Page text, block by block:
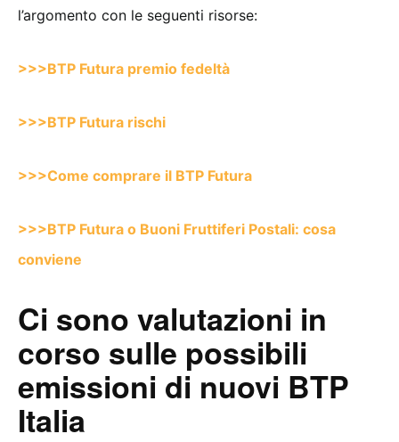
l’argomento con le seguenti risorse:
>>>BTP Futura premio fedeltà
>>>BTP Futura rischi
>>>Come comprare il BTP Futura
>>>BTP Futura o Buoni Fruttiferi Postali: cosa
conviene
Ci sono valutazioni in
corso sulle possibili
emissioni di nuovi BTP
Italia